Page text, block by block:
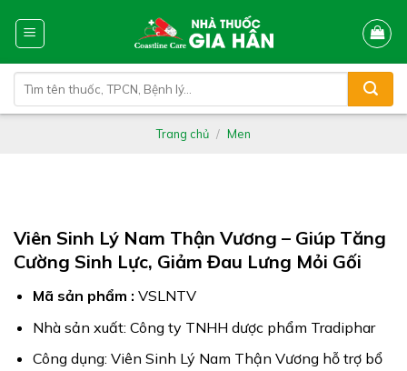
kiếm:
Trang chủ / Men
Viên Sinh Lý Nam Thận Vương – Giúp Tăng
Cường Sinh Lực, Giảm Đau Lưng Mỏi Gối
Mã sản phẩm : VSLNTV
Nhà sản xuất: Công ty TNHH dược phẩm Tradiphar
Công dụng: Viên Sinh Lý Nam Thận Vương hỗ trợ bổ